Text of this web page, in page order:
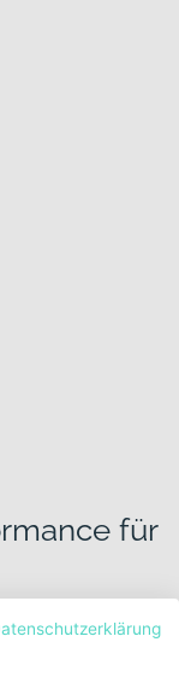
für
für
Gegründet